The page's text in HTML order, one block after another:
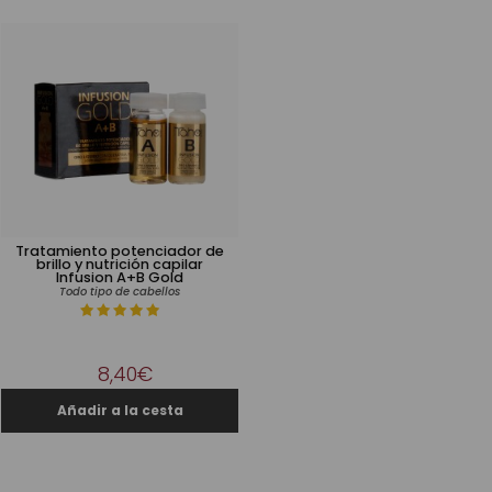
Tratamiento potenciador de
brillo y nutrición capilar
Infusion A+B Gold
Todo tipo de cabellos
8,40€